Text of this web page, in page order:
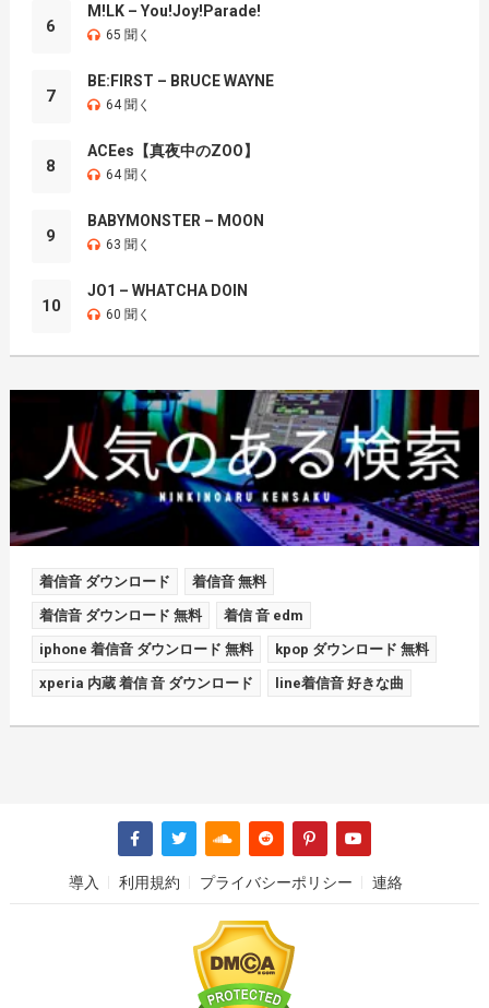
6
M!LK – You!Joy!Parade!
65 聞く
7
BE:FIRST – BRUCE WAYNE
64 聞く
8
ACEes【真夜中のZOO】
64 聞く
9
BABYMONSTER – MOON
63 聞く
10
JO1 – WHATCHA DOIN
60 聞く
着信音 ダウンロード 着信音 無料
着信音 ダウンロード 無料 着信 音 edm
iphone 着信音 ダウンロード 無料 kpop ダウンロード 無料
xperia 内蔵 着信 音 ダウンロード line着信音 好きな曲
導入 利用規約 プライバシーポリシー 連絡